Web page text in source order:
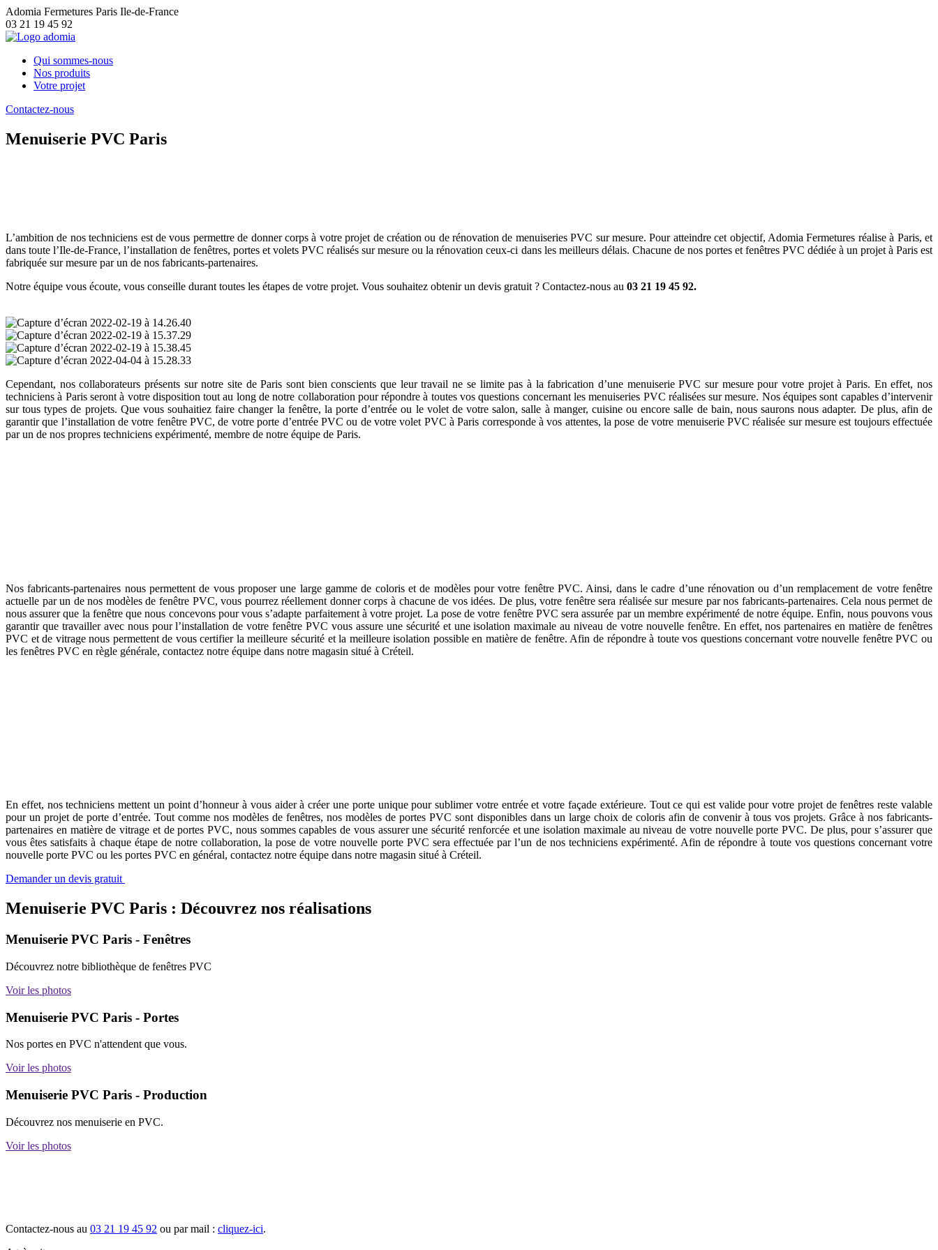
Adomia Fermetures Paris Ile-de-France
03 21 19 45 92
Qui sommes-nous
Nos produits
Votre projet
Contactez-nous
Menuiserie PVC Paris
L’ambition de nos techniciens est de vous permettre de donner corps à votre projet de création ou de rénovation de menuiseries PVC sur mesure. Pour atteindre cet objectif, Adomia Fermetures réalise à Paris, et
dans toute l’Ile-de-France, l’installation de fenêtres, portes et volets PVC réalisés sur mesure ou la rénovation ceux-ci dans les meilleurs délais. Chacune de nos portes et fenêtres PVC dédiée à un projet à Paris est
fabriquée sur mesure par un de nos fabricants-partenaires.
Notre équipe vous écoute, vous conseille durant toutes les étapes de votre projet. Vous souhaitez obtenir un devis gratuit ? Contactez-nous au 03 21 19 45 92.
Cependant, nos collaborateurs présents sur notre site de Paris sont bien conscients que leur travail ne se limite pas à la fabrication d’une menuiserie PVC sur mesure pour votre projet à Paris. En effet, nos
techniciens à Paris seront à votre disposition tout au long de notre collaboration pour répondre à toutes vos questions concernant les menuiseries PVC réalisées sur mesure. Nos équipes sont capables d’intervenir
sur tous types de projets. Que vous souhaitiez faire changer la fenêtre, la porte d’entrée ou le volet de votre salon, salle à manger, cuisine ou encore salle de bain, nous saurons nous adapter. De plus, afin de
garantir que l’installation de votre fenêtre PVC, de votre porte d’entrée PVC ou de votre volet PVC à Paris corresponde à vos attentes, la pose de votre menuiserie PVC réalisée sur mesure est toujours effectuée
par un de nos propres techniciens expérimenté, membre de notre équipe de Paris.
Nos fabricants-partenaires nous permettent de vous proposer une large gamme de coloris et de modèles pour votre fenêtre PVC. Ainsi, dans le cadre d’une rénovation ou d’un remplacement de votre fenêtre
actuelle par un de nos modèles de fenêtre PVC, vous pourrez réellement donner corps à chacune de vos idées. De plus, votre fenêtre sera réalisée sur mesure par nos fabricants-partenaires. Cela nous permet de
nous assurer que la fenêtre que nous concevons pour vous s’adapte parfaitement à votre projet. La pose de votre fenêtre PVC sera assurée par un membre expérimenté de notre équipe. Enfin, nous pouvons vous
garantir que travailler avec nous pour l’installation de votre fenêtre PVC vous assure une sécurité et une isolation maximale au niveau de votre nouvelle fenêtre. En effet, nos partenaires en matière de fenêtres
PVC et de vitrage nous permettent de vous certifier la meilleure sécurité et la meilleure isolation possible en matière de fenêtre. Afin de répondre à toute vos questions concernant votre nouvelle fenêtre PVC ou
les fenêtres PVC en règle générale, contactez notre équipe dans notre magasin situé à Créteil.
En effet, nos techniciens mettent un point d’honneur à vous aider à créer une porte unique pour sublimer votre entrée et votre façade extérieure. Tout ce qui est valide pour votre projet de fenêtres reste valable
pour un projet de porte d’entrée. Tout comme nos modèles de fenêtres, nos modèles de portes PVC sont disponibles dans un large choix de coloris afin de convenir à tous vos projets. Grâce à nos fabricants-
partenaires en matière de vitrage et de portes PVC, nous sommes capables de vous assurer une sécurité renforcée et une isolation maximale au niveau de votre nouvelle porte PVC. De plus, pour s’assurer que
vous êtes satisfaits à chaque étape de notre collaboration, la pose de votre nouvelle porte PVC sera effectuée par l’un de nos techniciens expérimenté. Afin de répondre à toute vos questions concernant votre
nouvelle porte PVC ou les portes PVC en général, contactez notre équipe dans notre magasin situé à Créteil.
Demander un devis gratuit
Menuiserie PVC Paris : Découvrez nos réalisations
Menuiserie PVC Paris - Fenêtres
Découvrez notre bibliothèque de fenêtres PVC
Voir les photos
Menuiserie PVC Paris - Portes
Nos portes en PVC n'attendent que vous.
Voir les photos
Menuiserie PVC Paris - Production
Découvrez nos menuiserie en PVC.
Voir les photos
Contactez-nous au 03 21 19 45 92 ou par mail : cliquez-ici.